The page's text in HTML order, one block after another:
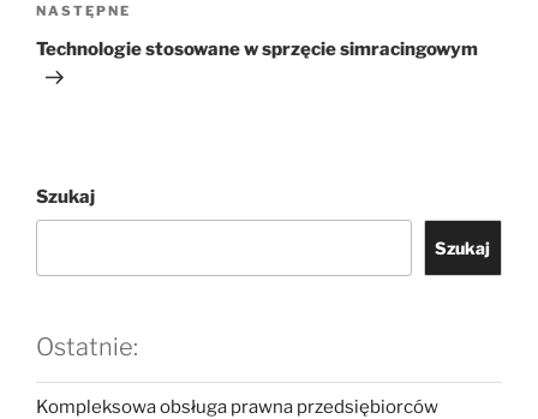
Następny
wpis
NASTĘPNE
Technologie stosowane w sprzęcie simracingowym
Szukaj
Szukaj
Ostatnie:
Kompleksowa obsługa prawna przedsiębiorców